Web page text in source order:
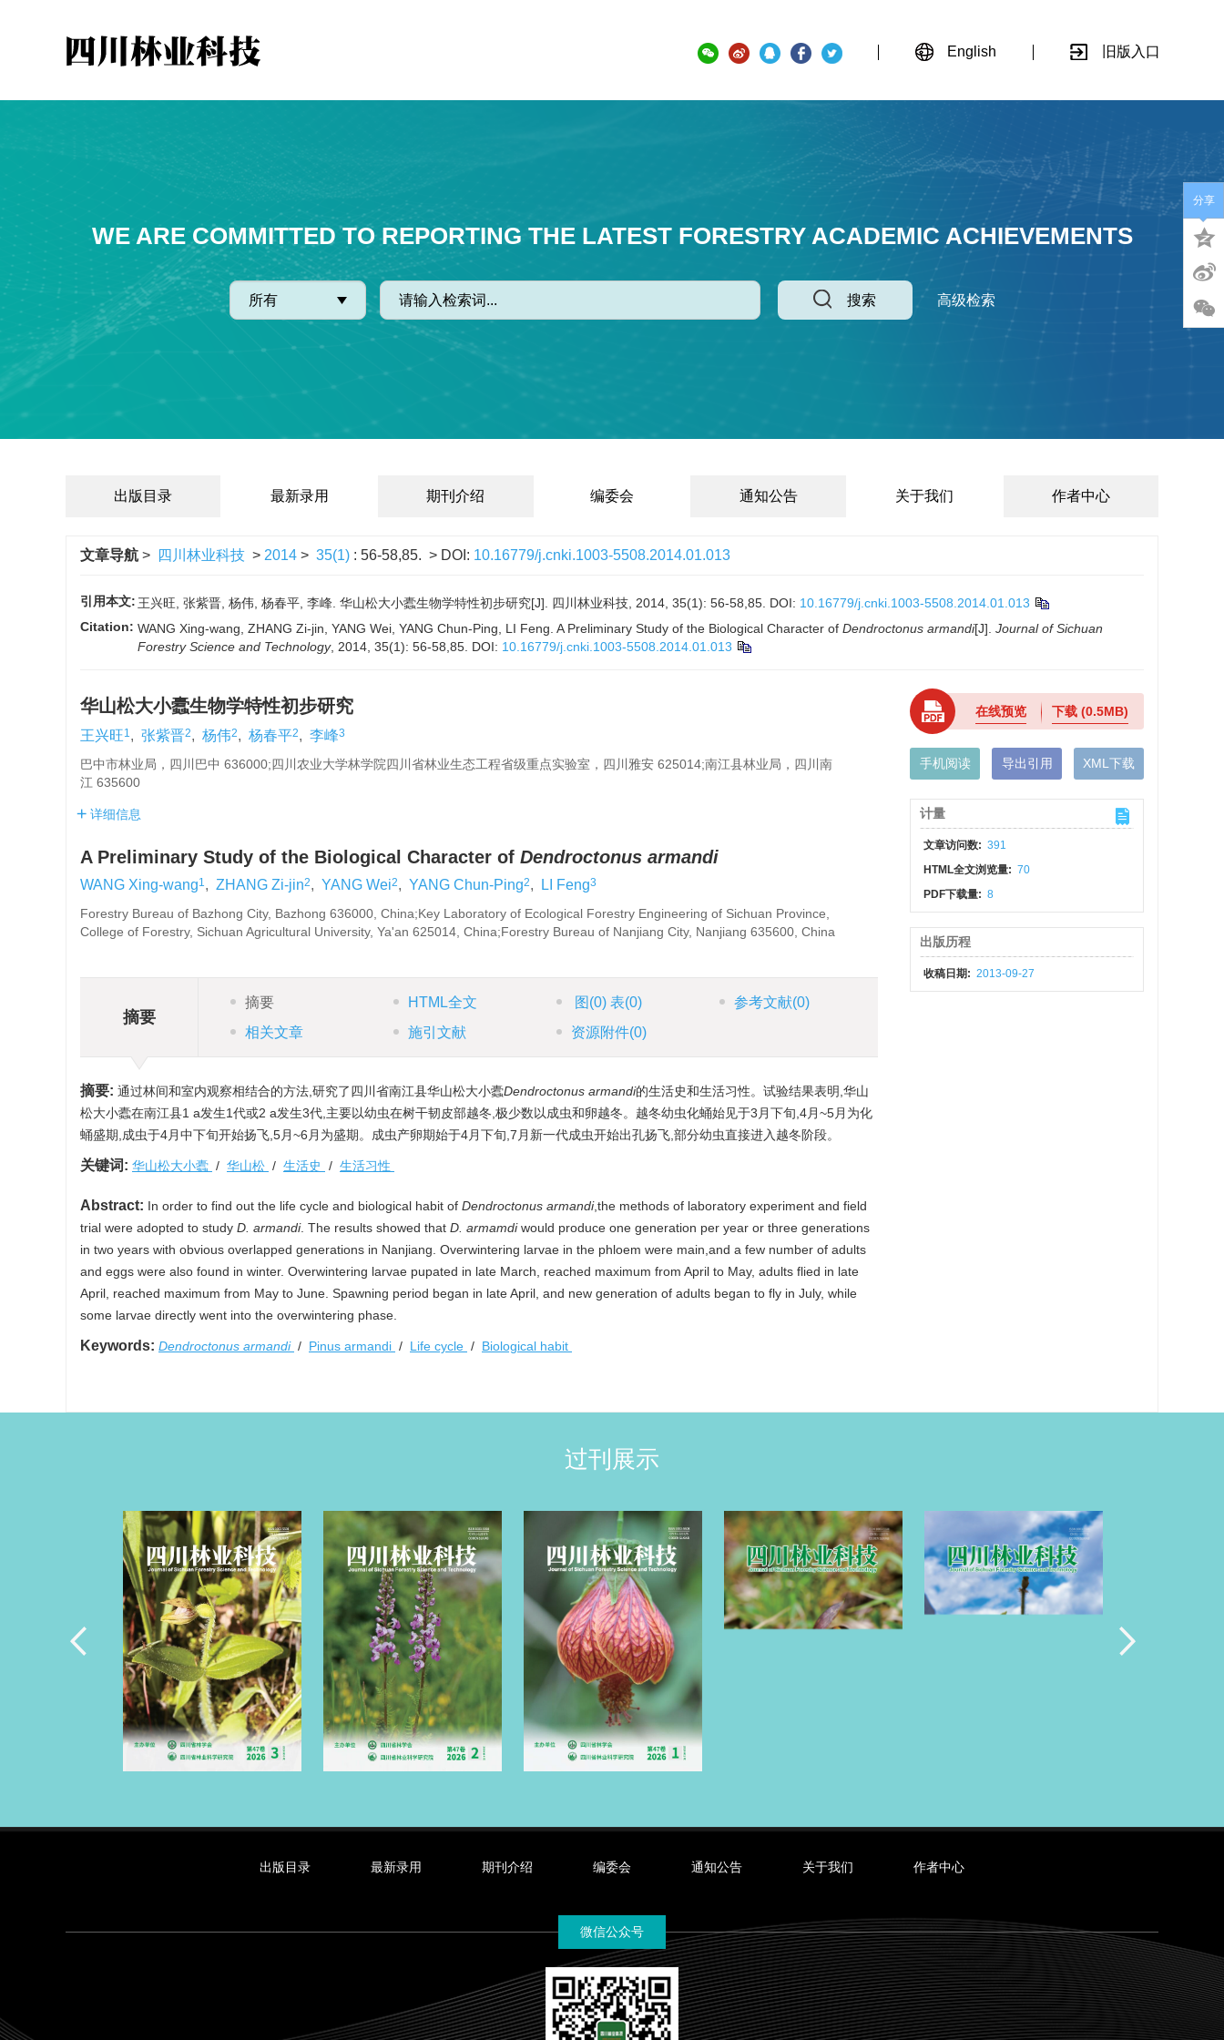
English 旧版入口
WE ARE COMMITTED TO REPORTING THE LATEST FORESTRY ACADEMIC ACHIEVEMENTS
搜索 高级检索
出版目录 最新录用 期刊介绍 编委会 通知公告 关于我们 作者中心
文章导航 > 四川林业科技 > 2014 > 35(1) : 56-58,85. > DOI: 10.16779/j.cnki.1003-5508.2014.01.013
引用本文: 王兴旺, 张紫晋, 杨伟, 杨春平, 李峰. 华山松大小蠹生物学特性初步研究[J]. 四川林业科技, 2014, 35(1): 56-58,85. DOI: 10.16779/j.cnki.1003-5508.2014.01.013
Citation: WANG Xing-wang, ZHANG Zi-jin, YANG Wei, YANG Chun-Ping, LI Feng. A Preliminary Study of the Biological Character of Dendroctonus armandi[J]. Journal of Sichuan
Forestry Science and Technology, 2014, 35(1): 56-58,85. DOI: 10.16779/j.cnki.1003-5508.2014.01.013
华山松大小蠹生物学特性初步研究
王兴旺1, 张紫晋2, 杨伟2, 杨春平2, 李峰3
巴中市林业局，四川巴中 636000;四川农业大学林学院四川省林业生态工程省级重点实验室，四川雅安 625014;南江县林业局，四川南
江 635600
详细信息
A Preliminary Study of the Biological Character of Dendroctonus armandi
WANG Xing-wang1, ZHANG Zi-jin2, YANG Wei2, YANG Chun-Ping2, LI Feng3
Forestry Bureau of Bazhong City, Bazhong 636000, China;Key Laboratory of Ecological Forestry Engineering of Sichuan Province,
College of Forestry, Sichuan Agricultural University, Ya'an 625014, China;Forestry Bureau of Nanjiang City, Nanjiang 635600, China
摘要
摘要 HTML全文 图 (0) 表(0) 参考文献(0)
相关文章
施引文献 资源附件(0)
摘要: 通过林间和室内观察相结合的方法,研究了四川省南江县华山松大小蠹Dendroctonus armandi的生活史和生活习性。试验结果表明,华山
松大小蠹在南江县1 a发生1代或2 a发生3代,主要以幼虫在树干韧皮部越冬,极少数以成虫和卵越冬。越冬幼虫化蛹始见于3月下旬,4月~5月为化
蛹盛期,成虫于4月中下旬开始扬飞,5月~6月为盛期。成虫产卵期始于4月下旬,7月新一代成虫开始出孔扬飞,部分幼虫直接进入越冬阶段。
关键词: 华山松大小蠹 / 华山松 / 生活史 / 生活习性
Abstract: In order to find out the life cycle and biological habit of Dendroctonus armandi,the methods of laboratory experiment and field
trial were adopted to study D. armandi. The results showed that D. armamdiwould produce one generation per year or three generations
in two years with obvious overlapped generations in Nanjiang. Overwintering larvae in the phloem were main,and a few number of adults
and eggs were also found in winter. Overwintering larvae pupated in late March, reached maximum from April to May, adults flied in late
April, reached maximum from May to June. Spawning period began in late April, and new generation of adults began to fly in July, while
some larvae directly went into the overwintering phase.
Keywords: Dendroctonus armandi / Pinus armandi / Life cycle / Biological habit
在线预览 下载(0.5MB)
手机阅读 导出引用 XML下载
计量
文章访问数: 391
HTML全文浏览量: 70
PDF下载量: 8
出版历程
收稿日期: 2013-09-27
分享
过刊展示
出版目录 最新录用 期刊介绍 编委会 通知公告 关于我们 作者中心
微信公众号